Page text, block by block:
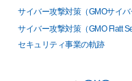
サイバー攻撃対策（GMOサイバ
サイバー攻撃対策（GMO Flatt
セキュリティ事業の軌跡